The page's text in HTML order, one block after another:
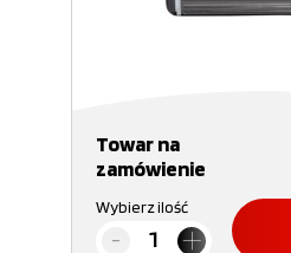
Towar na
zamówienie
Wybierz ilość